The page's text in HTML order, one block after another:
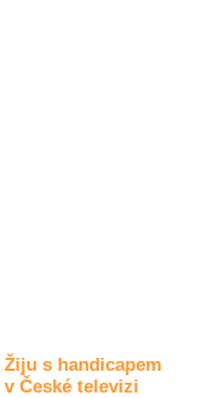
Žiju s handicapem
v České televizi